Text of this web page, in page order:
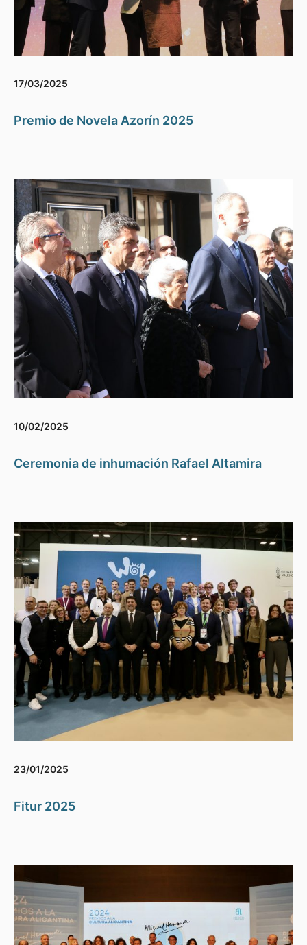
17/03/2025
Premio de Novela Azorín 2025
10/02/2025
Ceremonia de inhumación Rafael Altamira
23/01/2025
Fitur 2025